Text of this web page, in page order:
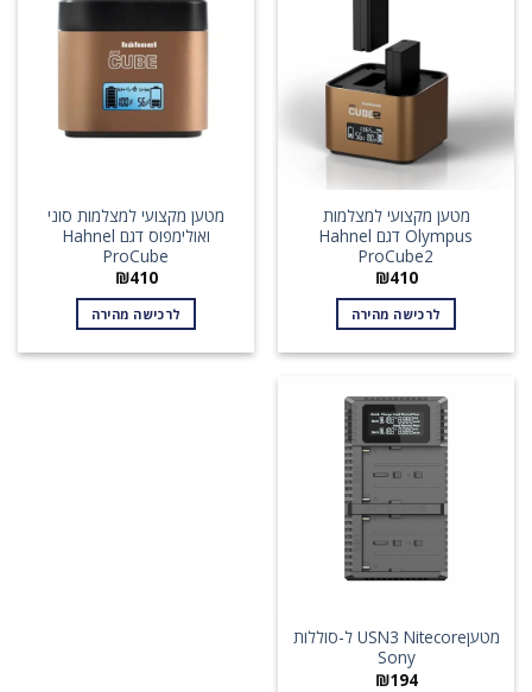
מטען מקצועי למצלמות
Olympus דגם Hahnel
ProCube2
₪410
לרכישה מהירה
מטען מקצועי למצלמות סוני
ואולימפוס דגם Hahnel
ProCube
₪410
לרכישה מהירה
מטעןUSN3 Nitecore ל-סוללות
Sony
₪194